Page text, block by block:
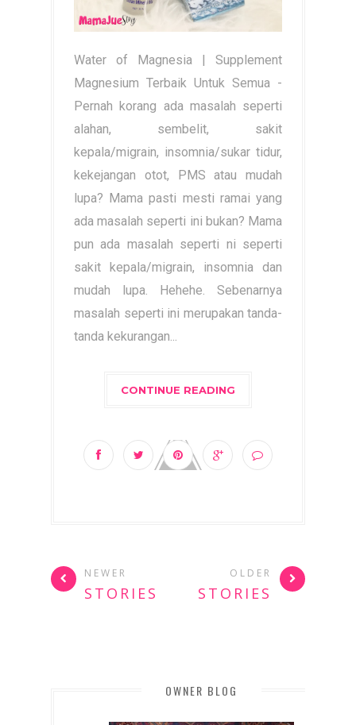
Water of Magnesia | Supplement
Magnesium Terbaik Untuk Semua -
Pernah korang ada masalah seperti
alahan, sembelit, sakit
kepala/migrain, insomnia/sukar tidur,
kekejangan otot, PMS atau mudah
lupa? Mama pasti mesti ramai yang
ada masalah seperti ini bukan? Mama
pun ada masalah seperti ni seperti
sakit kepala/migrain, insomnia dan
mudah lupa. Hehehe. Sebenarnya
masalah seperti ini merupakan tanda-
tanda kekurangan...
CONTINUE READING
NEWER
STORIES
OLDER
STORIES
OWNER BLOG